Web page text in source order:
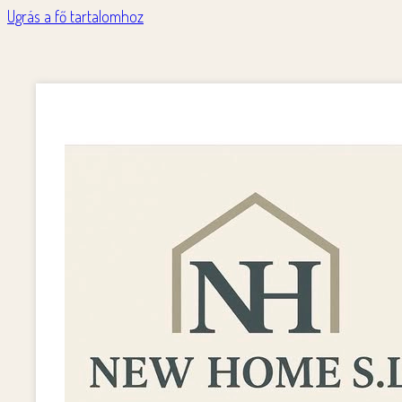
Ugrás a fő tartalomhoz